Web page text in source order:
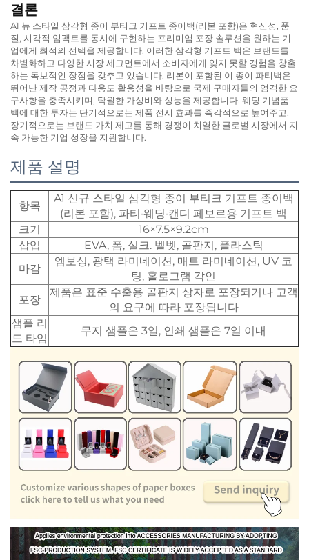
결론
A1 뉴 스타일 삼각형 종이 부티크 기프트 종이백(리본 포함)은 혁신성, 품
질, 시각적 임팩트를 동시에 구현하는 프리미엄 포장 솔루션을 원하는 기
업에게 최적의 선택을 제공합니다. 이러한 삼각형 기프트 백은 브랜드를
차별화하고 다양한 시장 세그먼트에서 소비자에게 잊지 못할 경험을 창출
하는 독보적인 장점을 갖추고 있습니다. 리본이 포함된 이 종이 파티백은
뛰어난 제작 공정과 다용도 활용성을 바탕으로 국제 구매자들의 엄격한 요
구사항을 충족시키며, 탁월한 가성비와 성능을 제공합니다. 웨딩 기념품
백에 대한 투자는 단기적으로는 제품 전시 효과를 즉각적으로 높여주고,
장기적으로는 브랜드 가치 제고를 통해 경쟁이 치열한 글로벌 시장에서 지
속 가능한 기업 성장을 지원합니다.
제품 설명
항목
A1 신규 스타일 삼각형 종이 부티크 기프트 종이백
(리본 포함), 파티·웨딩·캔디 페보르용 기프트 백
크기
16×7.5×9.2cm
삽입
EVA, 폼, 실크. 벨벳, 골판지, 플라스틱
마감
엠보싱, 광택 라미네이션, 매트 라미네이션, UV 코
팅, 홀로그램 각인
포장
제품은 표준 수출용 골판지 상자로 포장되거나 고객
의 요구에 따라 포장됩니다
샘플 리
드 타임
무지 샘플은 3일, 인쇄 샘플은 7일 이내